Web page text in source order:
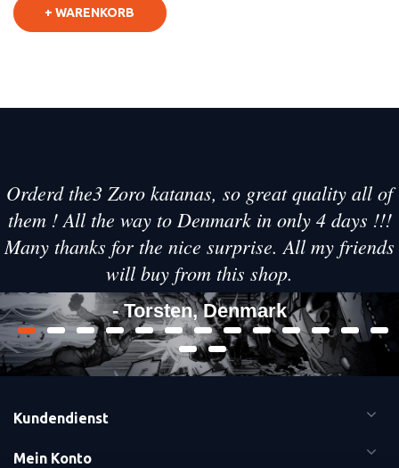
+ WARENKORB
Orderd the3 Zoro katanas, so great quality all of
them ! All the way to Denmark in only 4 days !!!
Many thanks for the nice surprise. All my friends
will buy from this shop.
- Torsten, Denmark
Kundendienst
Mein Konto